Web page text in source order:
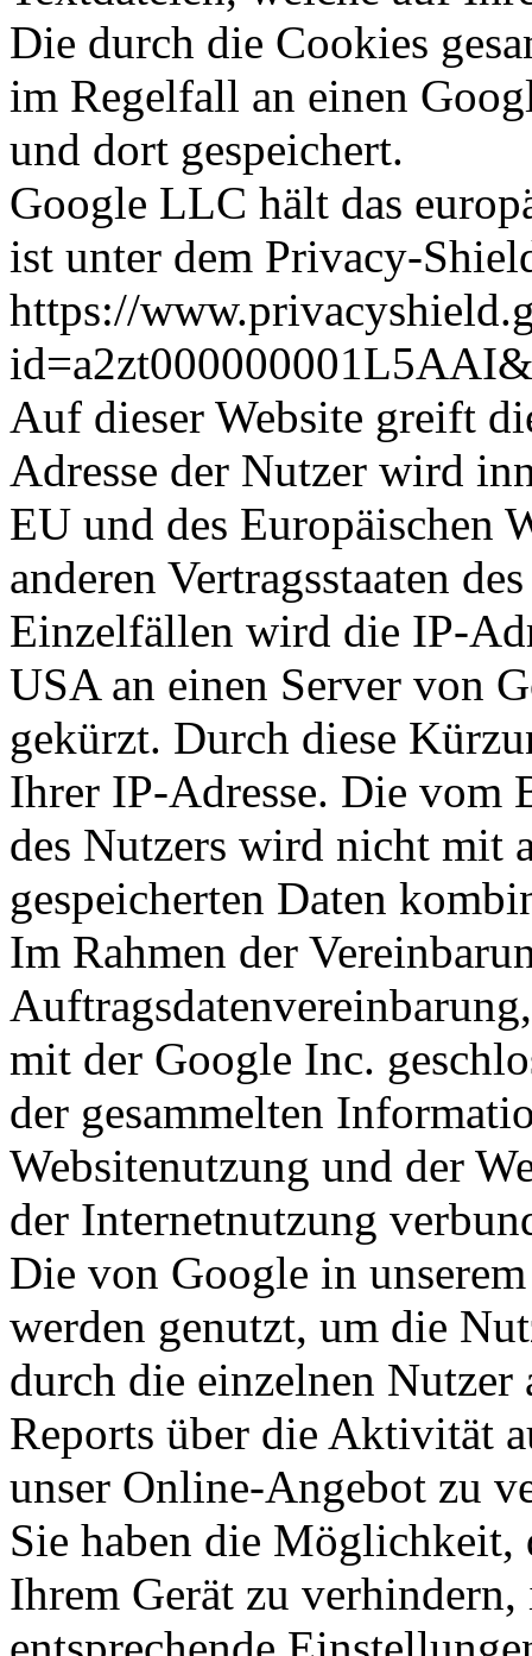
Die durch die Cookies
im Regelfall an einen
und dort gespeichert.
Google LLC hält das
ist unter dem Privacy-
https://
Auf dieser Website greift
Adresse der Nutzer wird
EU und des Europäischen
anderen Vertragsstaaten
Einzelfällen wird die IP-
USA an einen Server von
gekürzt. Durch diese
Ihrer IP-Adresse. Die vom
des Nutzers wird nicht mit
gespeicherten Daten
Im Rahmen der
mit der Google Inc.
der gesammelten
Websitenutzung und der
der Internetnutzung
Die von Google in
werden genutzt, um die
durch die einzelnen
Reports über die Aktivität
unser Online-Angebot zu
Sie haben die Möglichkeit,
Ihrem Gerät zu